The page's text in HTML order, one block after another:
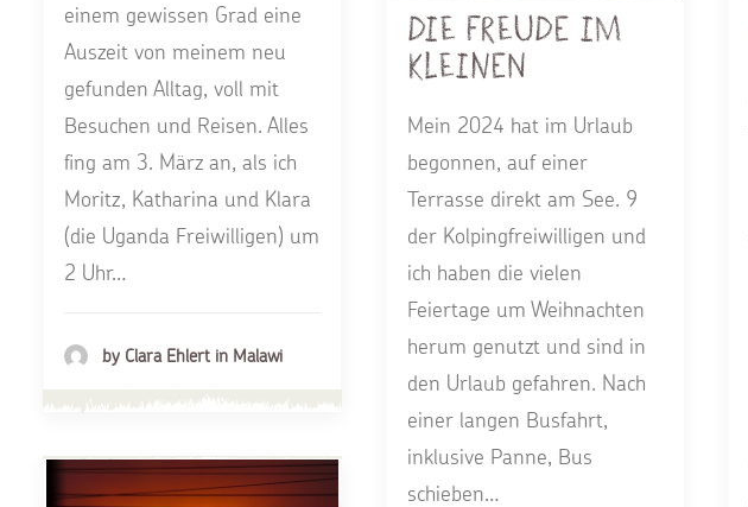
einem gewissen Grad eine
Auszeit von meinem neu
gefunden Alltag, voll mit
Besuchen und Reisen. Alles
fing am 3. März an, als ich
Moritz, Katharina und Klara
(die Uganda Freiwilligen) um
2 Uhr…
by Clara Ehlert in Malawi
Die Freude im
Kleinen
Mein 2024 hat im Urlaub
begonnen, auf einer
Terrasse direkt am See. 9
der Kolpingfreiwilligen und
ich haben die vielen
Feiertage um Weihnachten
herum genutzt und sind in
den Urlaub gefahren. Nach
einer langen Busfahrt,
inklusive Panne, Bus
schieben…